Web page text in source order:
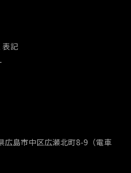
表記
広島市中区広瀬北町8-9（電車